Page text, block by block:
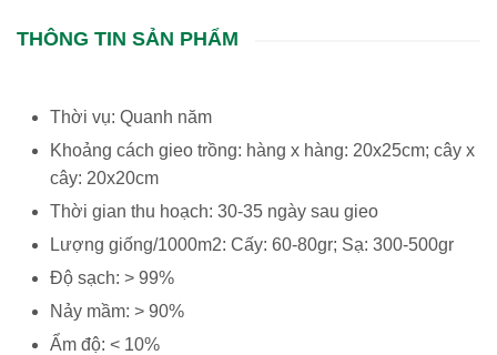
THÔNG TIN SẢN PHẨM
Thời vụ: Quanh năm
Khoảng cách gieo trồng: hàng x hàng: 20x25cm; cây x
cây: 20x20cm
Thời gian thu hoạch: 30-35 ngày sau gieo
Lượng giống/1000m2: Cấy: 60-80gr; Sạ: 300-500gr
Độ sạch: > 99%
Nảy mầm: > 90%
Ẩm độ: < 10%